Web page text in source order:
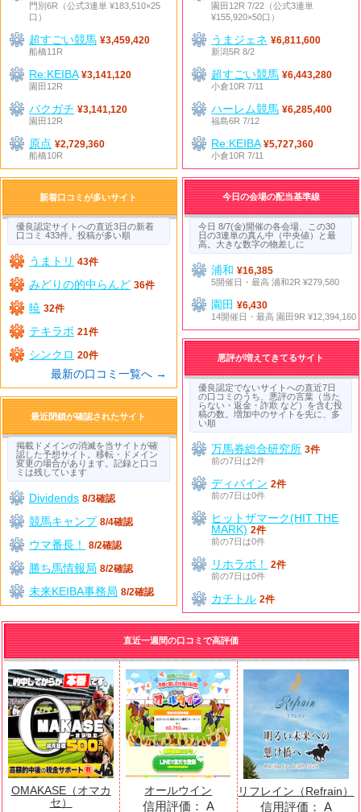
門別6R（公式3連単 ¥183,510×25
口）
超すごい競馬 ¥3,459,420
船橋11R
Re:KEIBA ¥3,141,120
園田12R
バクガチ ¥3,141,120
園田12R
原点 ¥2,729,360
船橋10R
園田12R 7/22（公式3連単
¥155,920×50口）
うまジェネ ¥6,811,600
新潟5R 8/2
超すごい競馬 ¥6,443,280
小倉10R 7/11
ハーレム競馬 ¥6,285,400
福島6R 7/12
Re:KEIBA ¥5,727,360
小倉10R 7/11
新着口コミが多いサイト
優良認定サイトへの直近3日の新着
口コミ 433件。投稿が多い順
うまトリ 43件
みどりの的中らんど 36件
暁 32件
テキラボ 21件
シンクロ 20件
最新の口コミ一覧へ →
今日の会場の配当基準線
今日 8/7(金)開催の各会場、この30
日の3連単の真ん中（中央値）と最
高。大きな数字の物差しに
浦和¥16,385
5開催日・最高 浦和2R ¥279,580
園田¥6,430
14開催日・最高 園田9R ¥12,394,160
悪評が増えてきてるサイト
優良認定でないサイトへの直近7日
の口コミのうち、悪評の言葉（当た
らない・返金・詐欺 など）を含む投
稿の数。増加中のサイトを先に、多
い順
万馬券総合研究所 3件
前の7日は2件
ディバイン 2件
前の7日は0件
ヒットザマーク(HIT THE
MARK) 2件
前の7日は0件
リホラボ！
2件
前の7日は0件
カチトル 2件
最近閉鎖が確認されたサイト
掲載ドメインの消滅を当サイトが確
認した予想サイト。移転・ドメイン
変更の場合があります。記録と口コ
ミは残しています
Dividends 8/3確認
競馬キャンプ 8/4確認
ウマ番長！ 8/2確認
勝ち馬情報局 8/2確認
未来KEIBA事務局 8/2確認
直近一週間の口コミで高評価
OMAKASE（オマカ
セ）
オールウイン
信用評価： A
リフレイン（Refrain）
信用評価： A